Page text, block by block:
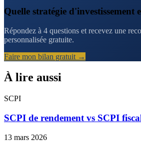
Quelle stratégie d'investissement
Répondez à 4 questions et recevez une
personnalisée gratuite.
Faire mon bilan gratuit →
À lire aussi
SCPI
SCPI de rendement vs SCPI
13 mars 2026